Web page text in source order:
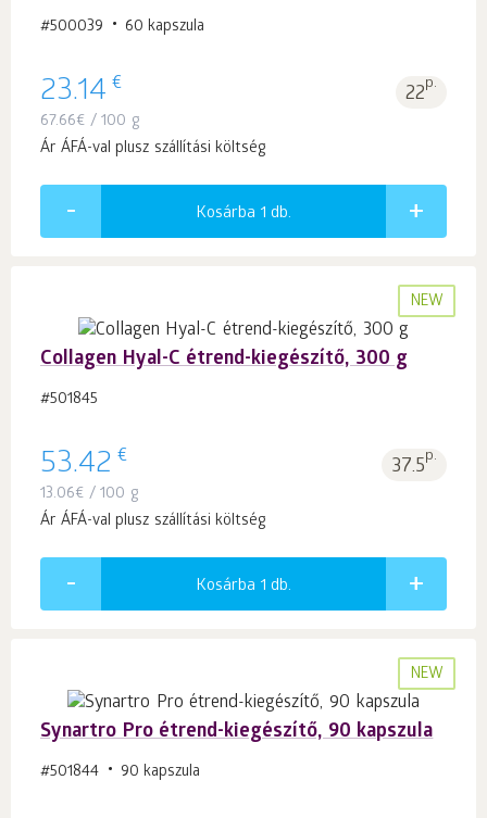
#500039 60 kapszula
23.14 € 22p.
67.66€ / 100 g
Ár ÁFÁ-val plusz szállítási költség
Kosárba 1 db.
NEW
Collagen Hyal-C étrend-kiegészítő, 300 g
#501845
53.42 € 37.5p.
13.06€ / 100 g
Ár ÁFÁ-val plusz szállítási költség
Kosárba 1 db.
NEW
Synartro Pro étrend-kiegészítő, 90 kapszula
#501844 90 kapszula